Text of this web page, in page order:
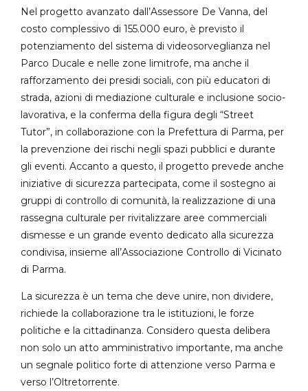
Nel progetto avanzato dall’Assessore De Vanna, del
costo complessivo di 155.000 euro, è previsto il
potenziamento del sistema di videosorveglianza nel
Parco Ducale e nelle zone limitrofe, ma anche il
rafforzamento dei presidi sociali, con più educatori di
strada, azioni di mediazione culturale e inclusione socio-
lavorativa, e la conferma della figura degli “Street
Tutor”, in collaborazione con la Prefettura di Parma, per
la prevenzione dei rischi negli spazi pubblici e durante
gli eventi. Accanto a questo, il progetto prevede anche
iniziative di sicurezza partecipata, come il sostegno ai
gruppi di controllo di comunità, la realizzazione di una
rassegna culturale per rivitalizzare aree commerciali
dismesse e un grande evento dedicato alla sicurezza
condivisa, insieme all’Associazione Controllo di Vicinato
di Parma.
La sicurezza è un tema che deve unire, non dividere,
richiede la collaborazione tra le istituzioni, le forze
politiche e la cittadinanza. Considero questa delibera
non solo un atto amministrativo importante, ma anche
un segnale politico forte di attenzione verso Parma e
verso l’Oltretorrente.